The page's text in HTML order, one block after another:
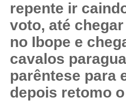
repente ir
voto, até
no Ibope e
cavalos
parêntese para
depois retomo